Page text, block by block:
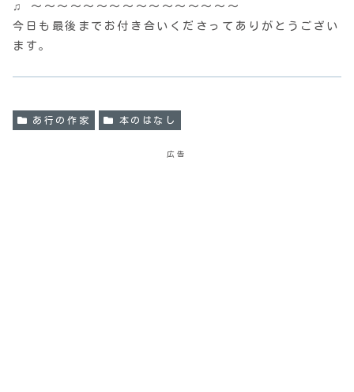
♫ 〜〜〜〜〜〜〜〜〜〜〜〜〜〜〜〜
今日も最後までお付き合いくださってありがとうござい
ます。
あ行の作家 本のはなし
広告